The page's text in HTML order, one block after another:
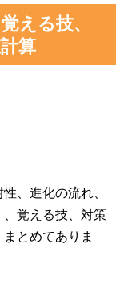
える技、
算
、進化の流れ、
覚える技、対策
とめてありま